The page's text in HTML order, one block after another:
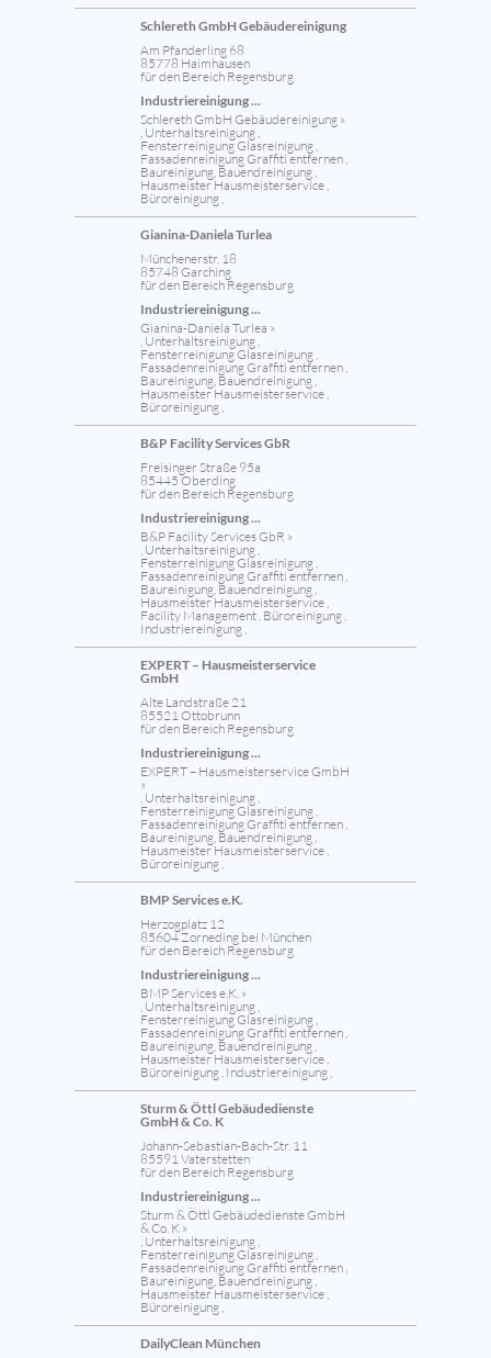
Schlereth GmbH Gebäudereinigung
Am Pfanderling 68
85778 Haimhausen
für den Bereich Regensburg
Industriereinigung ...
Schlereth GmbH Gebäudereinigung »
, Unterhaltsreinigung ,
Fensterreinigung Glasreinigung ,
Fassadenreinigung Graffiti entfernen ,
Baureinigung, Bauendreinigung ,
Hausmeister Hausmeisterservice ,
Büroreinigung ,
Gianina-Daniela Turlea
Münchenerstr. 18
85748 Garching
für den Bereich Regensburg
Industriereinigung ...
Gianina-Daniela Turlea »
, Unterhaltsreinigung ,
Fensterreinigung Glasreinigung ,
Fassadenreinigung Graffiti entfernen ,
Baureinigung, Bauendreinigung ,
Hausmeister Hausmeisterservice ,
Büroreinigung ,
B&P Facility Services GbR
Freisinger Straße 95a
85445 Oberding
für den Bereich Regensburg
Industriereinigung ...
B&P Facility Services GbR »
, Unterhaltsreinigung ,
Fensterreinigung Glasreinigung ,
Fassadenreinigung Graffiti entfernen ,
Baureinigung, Bauendreinigung ,
Hausmeister Hausmeisterservice ,
Facility Management , Büroreinigung ,
Industriereinigung ,
EXPERT – Hausmeisterservice
GmbH
Alte Landstraße 21
85521 Ottobrunn
für den Bereich Regensburg
Industriereinigung ...
EXPERT – Hausmeisterservice GmbH
»
, Unterhaltsreinigung ,
Fensterreinigung Glasreinigung ,
Fassadenreinigung Graffiti entfernen ,
Baureinigung, Bauendreinigung ,
Hausmeister Hausmeisterservice ,
Büroreinigung ,
BMP Services e.K.
Herzogplatz 12
85604 Zorneding bei München
für den Bereich Regensburg
Industriereinigung ...
BMP Services e.K. »
, Unterhaltsreinigung ,
Fensterreinigung Glasreinigung ,
Fassadenreinigung Graffiti entfernen ,
Baureinigung, Bauendreinigung ,
Hausmeister Hausmeisterservice ,
Büroreinigung , Industriereinigung ,
Sturm & Öttl Gebäudedienste
GmbH & Co. K
Johann-Sebastian-Bach-Str. 11
85591 Vaterstetten
für den Bereich Regensburg
Industriereinigung ...
Sturm & Öttl Gebäudedienste GmbH
& Co. K »
, Unterhaltsreinigung ,
Fensterreinigung Glasreinigung ,
Fassadenreinigung Graffiti entfernen ,
Baureinigung, Bauendreinigung ,
Hausmeister Hausmeisterservice ,
Büroreinigung ,
DailyClean München